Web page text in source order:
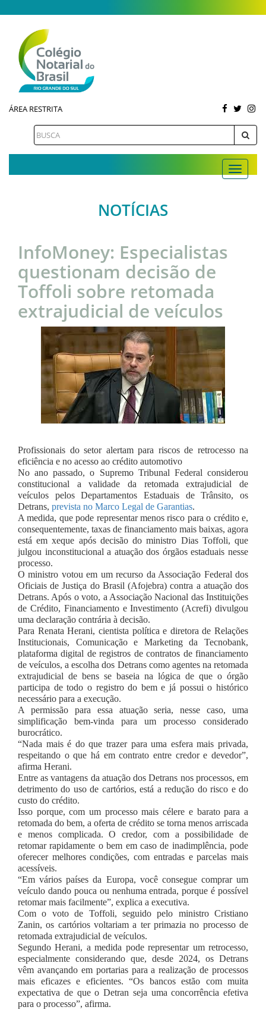
ÁREA RESTRITA
NOTÍCIAS
InfoMoney: Especialistas
questionam decisão de
Toffoli sobre retomada
extrajudicial de veículos
Profissionais do setor alertam para riscos de retrocesso na
eficiência e no acesso ao crédito automotivo
No ano passado, o Supremo Tribunal Federal considerou
constitucional a validade da retomada extrajudicial de
veículos pelos Departamentos Estaduais de Trânsito, os
Detrans, prevista no Marco Legal de Garantias.
A medida, que pode representar menos risco para o crédito e,
consequentemente, taxas de financiamento mais baixas, agora
está em xeque após decisão do ministro Dias Toffoli, que
julgou inconstitucional a atuação dos órgãos estaduais nesse
processo.
O ministro votou em um recurso da Associação Federal dos
Oficiais de Justiça do Brasil (Afojebra) contra a atuação dos
Detrans. Após o voto, a Associação Nacional das Instituições
de Crédito, Financiamento e Investimento (Acrefi) divulgou
uma declaração contrária à decisão.
Para Renata Herani, cientista política e diretora de Relações
Institucionais, Comunicação e Marketing da Tecnobank,
plataforma digital de registros de contratos de financiamento
de veículos, a escolha dos Detrans como agentes na retomada
extrajudicial de bens se baseia na lógica de que o órgão
participa de todo o registro do bem e já possui o histórico
necessário para a execução.
A permissão para essa atuação seria, nesse caso, uma
simplificação bem-vinda para um processo considerado
burocrático.
“Nada mais é do que trazer para uma esfera mais privada,
respeitando o que há em contrato entre credor e devedor”,
afirma Herani.
Entre as vantagens da atuação dos Detrans nos processos, em
detrimento do uso de cartórios, está a redução do risco e do
custo do crédito.
Isso porque, com um processo mais célere e barato para a
retomada do bem, a oferta de crédito se torna menos arriscada
e menos complicada. O credor, com a possibilidade de
retomar rapidamente o bem em caso de inadimplência, pode
oferecer melhores condições, com entradas e parcelas mais
acessíveis.
“Em vários países da Europa, você consegue comprar um
veículo dando pouca ou nenhuma entrada, porque é possível
retomar mais facilmente”, explica a executiva.
Com o voto de Toffoli, seguido pelo ministro Cristiano
Zanin, os cartórios voltariam a ter primazia no processo de
retomada extrajudicial de veículos.
Segundo Herani, a medida pode representar um retrocesso,
especialmente considerando que, desde 2024, os Detrans
vêm avançando em portarias para a realização de processos
mais eficazes e eficientes. “Os bancos estão com muita
expectativa de que o Detran seja uma concorrência efetiva
para o processo”, afirma.